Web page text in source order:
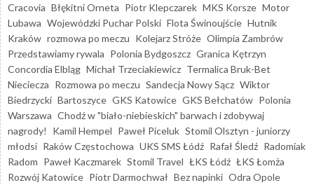
Cracovia Błękitni Orneta Piotr Klepczarek MKS Korsze Motor
Lubawa Wojewódzki Puchar Polski Flota Świnoujście Hutnik
Kraków rozmowa po meczu Kolejarz Stróże Olimpia Zambrów
Przedstawiamy rywala Polonia Bydgoszcz Granica Kętrzyn
Concordia Elbląg Michał Trzeciakiewicz Termalica Bruk-Bet
Nieciecza Rozmowa po meczu Sandecja Nowy Sącz Wiktor
Biedrzycki Bartoszyce GKS Katowice GKS Bełchatów Polonia
Warszawa Chodź w "biało-niebieskich" barwach i zdobywaj
nagrody!
Kamil Hempel Paweł Piceluk Stomil Olsztyn - juniorzy
młodsi Raków Częstochowa UKS SMS Łódź Rafał Śledź Radomiak
Radom Paweł Kaczmarek Stomil Travel ŁKS Łódź ŁKS Łomża
Rozwój Katowice Piotr Darmochwał Bez napinki Odra Opole